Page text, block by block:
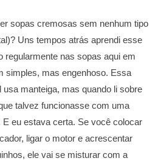
sopas cremosas sem nenhum tipo
Uns tempos atrás aprendi esse
regularmente nas sopas aqui em
simples, mas engenhoso. Essa
manteiga, mas quando li sobre
talvez funcionasse com uma
eu estava certa. Se você colocar
ligar o motor e acrescentar
ele vai se misturar com a